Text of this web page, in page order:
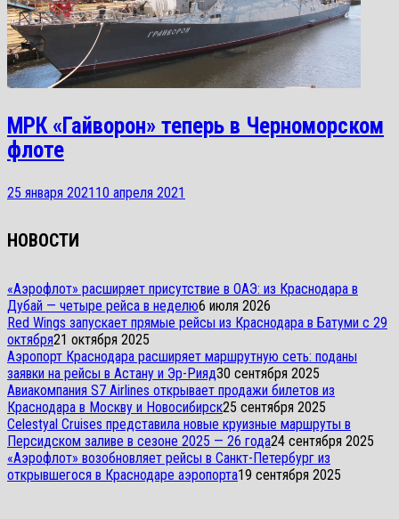
МРК «Гайворон» теперь в Черноморском
флоте
25 января 202110 апреля 2021
НОВОСТИ
«Аэрофлот» расширяет присутствие в ОАЭ: из Краснодара в
Дубай — четыре рейса в неделю6 июля 2026
Red Wings запускает прямые рейсы из Краснодара в Батуми с 29
октября21 октября 2025
Аэропорт Краснодара расширяет маршрутную сеть: поданы
заявки на рейсы в Астану и Эр-Рияд30 сентября 2025
Авиакомпания S7 Airlines открывает продажи билетов из
Краснодара в Москву и Новосибирск25 сентября 2025
Celestyal Cruises представила новые круизные маршруты в
Персидском заливе в сезоне 2025 — 26 года24 сентября 2025
«Аэрофлот» возобновляет рейсы в Санкт-Петербург из
открывшегося в Краснодаре аэропорта19 сентября 2025